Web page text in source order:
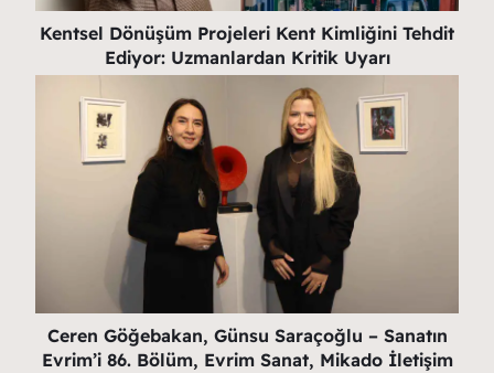
Kentsel Dönüşüm Projeleri Kent Kimliğini Tehdit
Ediyor: Uzmanlardan Kritik Uyarı
Ceren Göğebakan, Günsu Saraçoğlu – Sanatın
Evrim’i 86. Bölüm, Evrim Sanat, Mikado İletişim